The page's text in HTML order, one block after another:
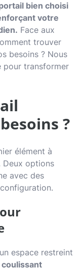
bien choisi
votre
Face aux
trouver
besoins ? Nous
pour transformer
?
élément à
options
avec des
espace restreint